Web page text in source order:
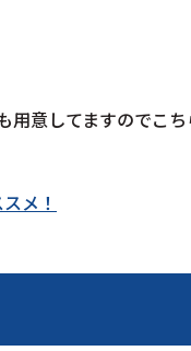
意してますのでこ
メ！